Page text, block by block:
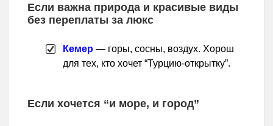
Если важна природа и красивые виды
без переплаты за люкс
Кемер — горы, сосны, воздух. Хорош
для тех, кто хочет “Турцию-открытку”.
Если хочется “и море, и город”